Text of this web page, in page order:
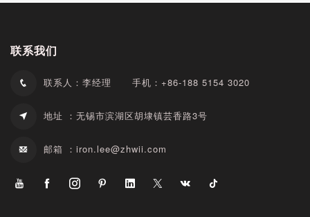
联系我们
联系人：李经理 手机：+86-188 5154 3020
地址 ：无锡市滨湖区胡埭镇芸香路3号
邮箱 ： iron.lee@zhwii.com